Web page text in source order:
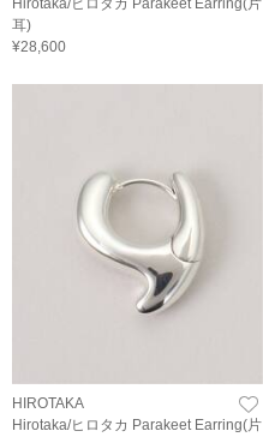
Hirotaka/ヒロタカ Parakeet Earring(片
耳)
¥28,600
HIROTAKA
Hirotaka/ヒロタカ Parakeet Earring(片